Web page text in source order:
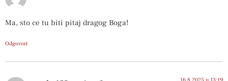
Ma, sto ce tu biti pitaj dragog Boga!
Odgovori